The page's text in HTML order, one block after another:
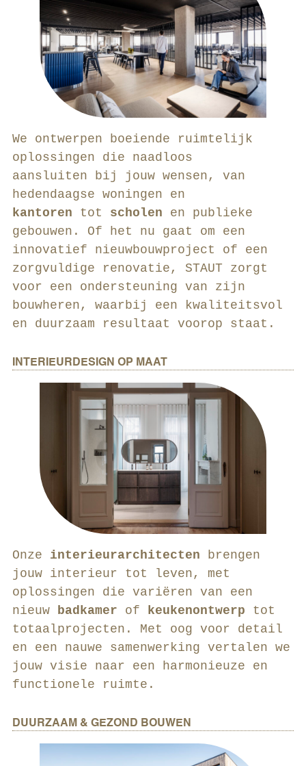
We ontwerpen boeiende ruimtelijk
oplossingen die naadloos
aansluiten bij jouw wensen, van
hedendaagse woningen en
kantoren tot scholen en publieke
gebouwen. Of het nu gaat om een
innovatief nieuwbouwproject of een
zorgvuldige renovatie, STAUT zorgt
voor een ondersteuning van zijn
bouwheren, waarbij een kwaliteitsvol
en duurzaam resultaat voorop staat.
INTERIEURDESIGN OP MAAT
Onze interieurarchitecten brengen
jouw interieur tot leven, met
oplossingen die variëren van een
nieuw
badkamer of keukenontwerp tot
totaalprojecten. Met oog voor detail
en een nauwe samenwerking vertalen we
jouw visie naar een harmonieuze en
functionele ruimte.
DUURZAAM & GEZOND BOUWEN